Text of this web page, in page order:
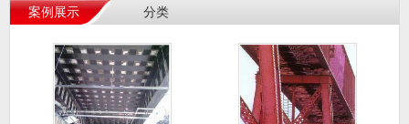
案例展示 分类